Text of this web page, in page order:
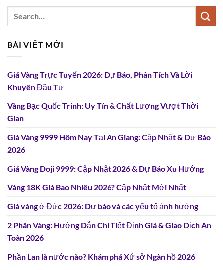
BÀI VIẾT MỚI
Giá Vàng Trực Tuyến 2026: Dự Báo, Phân Tích Và Lời
Khuyên Đầu Tư
Vàng Bạc Quốc Trinh: Uy Tín & Chất Lượng Vượt Thời
Gian
Giá Vàng 9999 Hôm Nay Tại An Giang: Cập Nhật & Dự Báo
2026
Giá Vàng Doji 9999: Cập Nhật 2026 & Dự Báo Xu Hướng
Vàng 18K Giá Bao Nhiêu 2026? Cập Nhật Mới Nhất
Giá vàng ở Đức 2026: Dự báo và các yếu tố ảnh hưởng
2 Phân Vàng: Hướng Dẫn Chi Tiết Định Giá & Giao Dịch An
Toàn 2026
Phần Lan là nước nào? Khám phá Xứ sở Ngàn hồ 2026